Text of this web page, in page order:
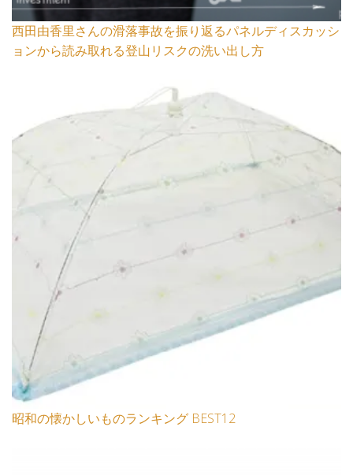
西田由香里さんの滑落事故を振り返るパネルディスカッシ
ョンから読み取れる登山リスクの洗い出し方
昭和の懐かしいものランキング BEST12